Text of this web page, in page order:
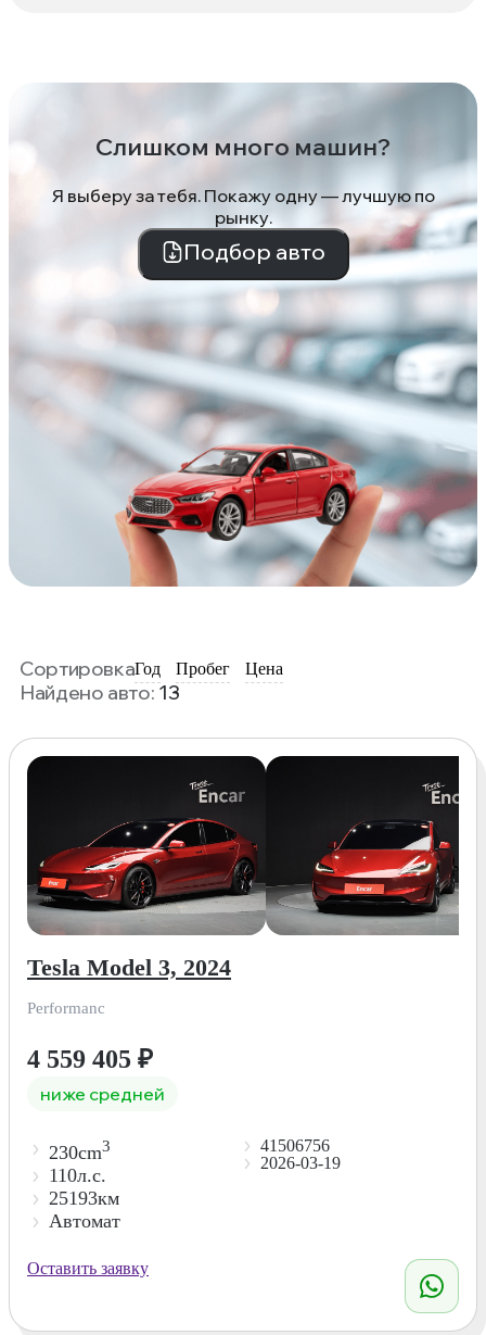
Слишком много машин?
Я выберу за тебя. Покажу одну — лучшую по
рынку.
Подбор авто
СортировкаГод Пробег Цена
Найдено авто: 13
Tesla Model 3, 2024
Performanc
4 559 405 ₽
ниже средней
230cm3
110л.с.
25193км
Автомат
41506756
2026-03-19
Оставить заявку